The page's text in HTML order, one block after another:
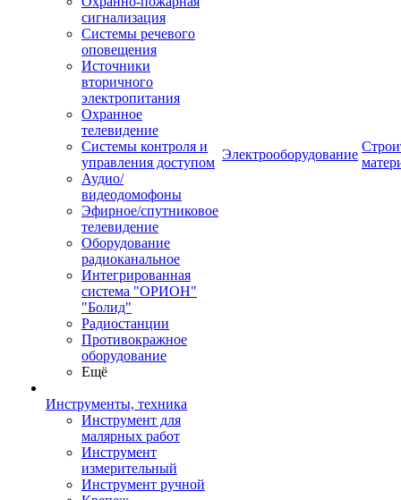
сигнализация
Системы речевого
оповещения
Источники
вторичного
электропитания
Охранное
телевидение
Системы контроля и
управления доступом
Аудио/
видеодомофоны
Эфирное/спутниковое
телевидение
Оборудование
радиоканальное
Интегрированная
система "ОРИОН"
"Болид"
Радиостанции
Противокражное
оборудование
Ещё
Инструменты, техника
Инструмент для
малярных работ
Инструмент
измерительный
Инструмент ручной
Электрооборудование